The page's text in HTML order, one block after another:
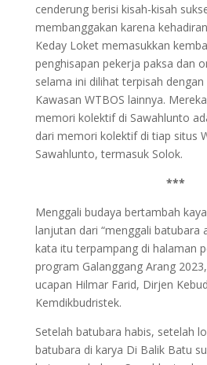
cenderung berisi kisah-kisah
membanggakan karena
Keday Loket memasukkan
penghisapan pekerja paksa dan
selama ini dilihat terpisah
Kawasan WTBOS lainnya.
memori kolektif di Sawahlunto
dari memori kolektif di tiap situs
Sawahlunto, termasuk Solok.
***
Menggali budaya bertambah
lanjutan dari “menggali batubara
kata itu terpampang di halaman
program Galanggang Arang
ucapan Hilmar Farid, Dirjen
Kemdikbudristek.
Setelah batubara habis, setelah
batubara di karya Di Balik Batu